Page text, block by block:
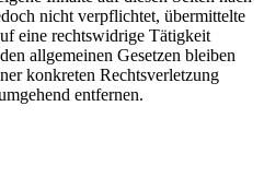
nicht verpflichtet, übermittelte
eine rechtswidrige Tätigkeit
allgemeinen Gesetzen bleiben
konkreten Rechtsverletzung
entfernen.